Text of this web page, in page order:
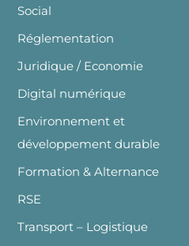
Social
Réglementation
Juridique / Economie
Digital numérique
Environnement et
développement durable
Formation & Alternance
RSE
Transport – Logistique